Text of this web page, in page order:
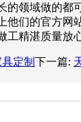
的领域做的都
他们的官方网
工精湛质量放
定制 下一篇: